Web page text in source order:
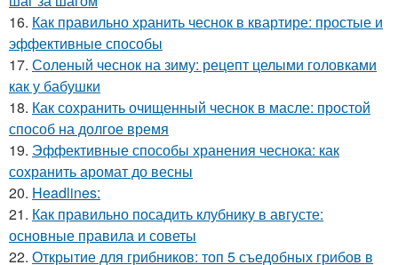
16. Как правильно хранить чеснок в квартире: простые и
эффективные способы
17. Соленый чеснок на зиму: рецепт целыми головками
как у бабушки
18. Как сохранить очищенный чеснок в масле: простой
способ на долгое время
19. Эффективные способы хранения чеснока: как
сохранить аромат до весны
20. Headlines:
21. Как правильно посадить клубнику в августе:
основные правила и советы
22. Открытие для грибников: топ 5 съедобных грибов в